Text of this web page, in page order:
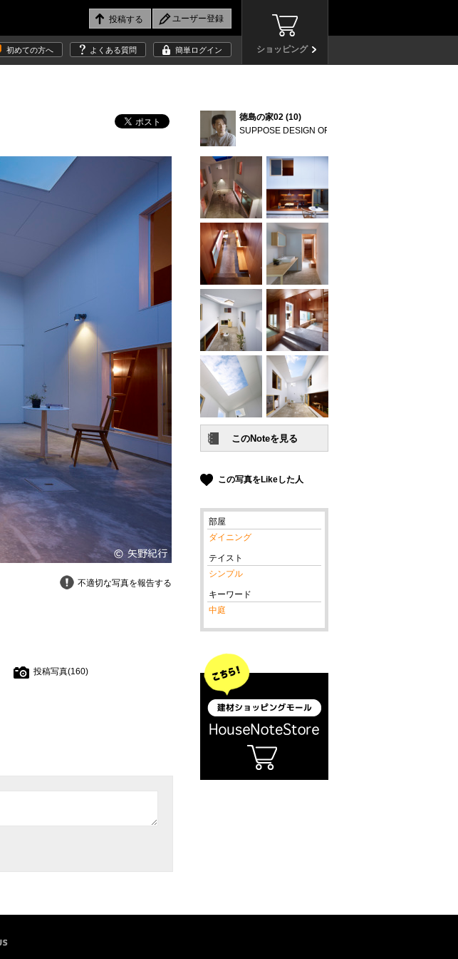
ショッピング
初めての方へ よくある質問 簡単ログイン
不適切な写真を報告する
投稿写真(160)
徳島の家02 (10)
SUPPOSE DESIGN OFFICE Co.,Ltd.
この写真をLikeした人
部屋
ダイニング
テイスト
シンプル
キーワード
中庭